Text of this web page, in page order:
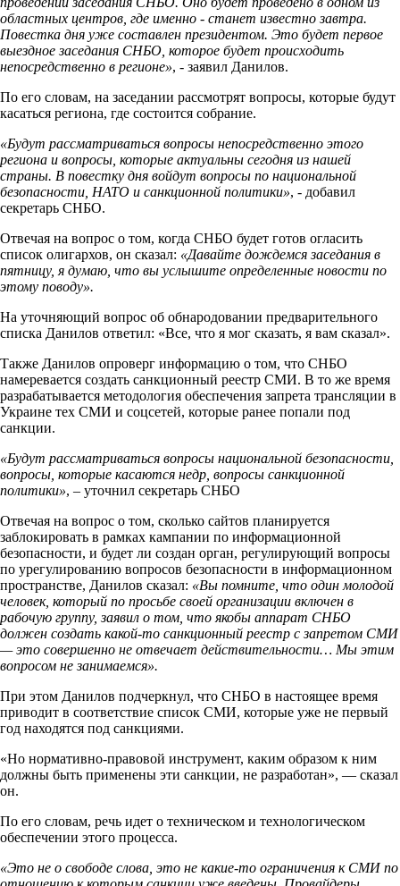
областных центров, где именно - станет известно завтра.
Повестка дня уже составлен президентом. Это будет первое
выездное заседания СНБО, которое будет происходить
непосредственно в регионе», - заявил Данилов.
По его словам, на заседании рассмотрят вопросы, которые будут
касаться региона, где состоится собрание.
«Будут рассматриваться вопросы непосредственно этого
региона и вопросы, которые актуальны сегодня из нашей
страны. В повестку дня войдут вопросы по национальной
безопасности, НАТО и санкционной политики», - добавил
секретарь СНБО.
Отвечая на вопрос о том, когда СНБО будет готов огласить
список олигархов, он сказал: «Давайте дождемся заседания в
пятницу, я думаю, что вы услышите определенные новости по
этому поводу».
На уточняющий вопрос об обнародовании предварительного
списка Данилов ответил: «Все, что я мог сказать, я вам сказал».
Также Данилов опроверг информацию о том, что СНБО
намеревается создать санкционный реестр СМИ. В то же время
разрабатывается методология обеспечения запрета трансляции в
Украине тех СМИ и соцсетей, которые ранее попали под
санкции.
«Будут рассматриваться вопросы национальной безопасности,
вопросы, которые касаются недр, вопросы санкционной
политики», – уточнил секретарь СНБО
Отвечая на вопрос о том, сколько сайтов планируется
заблокировать в рамках кампании по информационной
безопасности, и будет ли создан орган, регулирующий вопросы
по урегулированию вопросов безопасности в информационном
пространстве, Данилов сказал: «Вы помните, что один молодой
человек, который по просьбе своей организации включен в
рабочую группу, заявил о том, что якобы аппарат СНБО
должен создать какой-то санкционный реестр с запретом СМИ
— это совершенно не отвечает действительности… Мы этим
вопросом не занимаемся».
При этом Данилов подчеркнул, что СНБО в настоящее время
приводит в соответствие список СМИ, которые уже не первый
год находятся под санкциями.
«Но нормативно-правовой инструмент, каким образом к ним
должны быть применены эти санкции, не разработан», — сказал
он.
По его словам, речь идет о техническом и технологическом
обеспечении этого процесса.
«Это не о свободе слова, это не какие-то ограничения к СМИ по